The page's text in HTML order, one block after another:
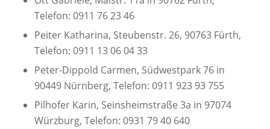
Telefon: 0911 76 23 46
Peiter Katharina, Steubenstr. 26, 90763 Fürth,
Telefon: 0911 13 06 04 33
Peter-Dippold Carmen, Südwestpark 76 in
90449 Nürnberg, Telefon: 0911 923 93 755
Pilhofer Karin, Seinsheimstraße 3a in 97074
Würzburg, Telefon: 0931 79 40 640